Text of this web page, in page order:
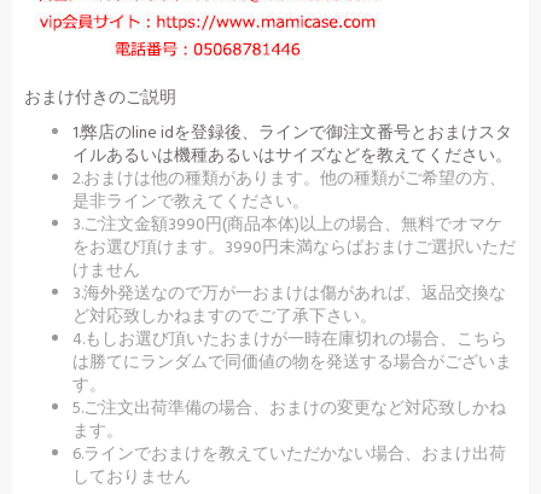
おまけ付きのご説明
1.弊店のline idを登録後、ラインで御注文番号とおまけスタ
イルあるいは機種あるいはサイズなどを教えてください。
2.おまけは他の種類があります。他の種類がご希望の方、
是非ラインで教えてください。
3.ご注文金額3990円(商品本体)以上の場合、無料でオマケ
をお選び頂けます。3990円未満ならばおまけご選択いただ
けません
3.海外発送なので万が一おまけは傷があれば、返品交換な
ど対応致しかねますのでご了承下さい。
4.もしお選び頂いたおまけが一時在庫切れの場合、こちら
は勝てにランダムで同価値の物を発送する場合がございま
す。
5.ご注文出荷準備の場合、おまけの変更など対応致しかね
ます。
6.ラインでおまけを教えていただかない場合、おまけ出荷
しておりません